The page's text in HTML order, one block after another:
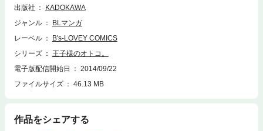
出版社
KADOKAWA
ジャンル
BLマンガ
レーベル
B's-LOVEY COMICS
シリーズ
王子様のオトコ。
電子版配信開始日
2014/09/22
ファイルサイズ
46.13 MB
作品をシェアする